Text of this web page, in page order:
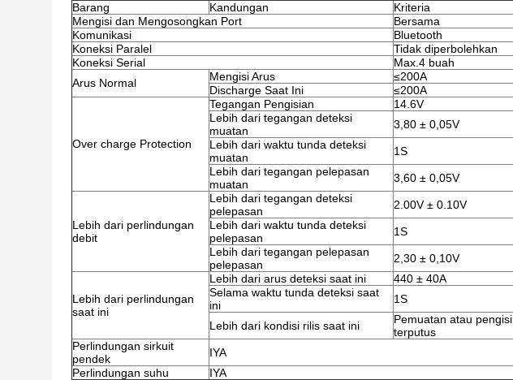
Barang Kandungan
Kriteria
Mengisi dan Mengosongkan Port
Bersama
Komunikasi
Bluetooth
Koneksi Paralel
Tidak diperbolehkan
Koneksi Serial
Max.4 buah
Arus Normal
Mengisi Arus
≤200A
Discharge Saat Ini
≤200A
Over charge Protection
Tegangan Pengisian
14.6V
Lebih dari tegangan deteksi
muatan
3,80 ± 0,05V
Lebih dari waktu tunda deteksi
muatan
1S
Lebih dari tegangan pelepasan
muatan
3,60 ± 0,05V
Lebih dari perlindungan
debit
Lebih dari tegangan deteksi
pelepasan
2.00V ± 0.10V
Lebih dari waktu tunda deteksi
pelepasan
1S
Lebih dari tegangan pelepasan
pelepasan
2,30 ± 0,10V
Lebih dari perlindungan
saat ini
Lebih dari arus deteksi saat ini
440 ± 40A
Selama waktu tunda deteksi saat
ini
1S
Lebih dari kondisi rilis saat ini
Pemuatan atau
terputus
Perlindungan sirkuit
pendek
IYA
Perlindungan suhu
IYA